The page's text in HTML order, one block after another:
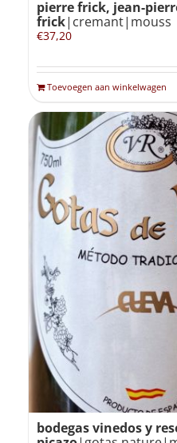
pierre frick, jean-
frick|cremant|mouss
€37,20
Toevoegen aan winkelwagen
bodegas vinedos y